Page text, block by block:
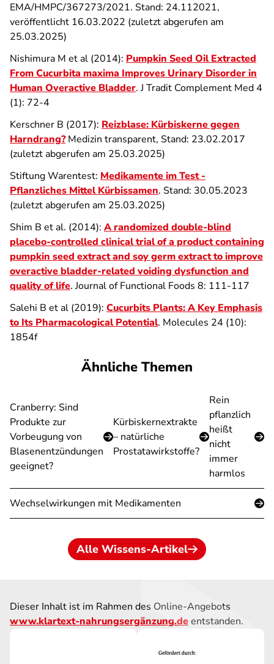
EMA/HMPC/367273/2021. Stand: 24.112021,
veröffentlicht 16.03.2022 (zuletzt abgerufen am
25.03.2025)
Nishimura M et al (2014): Pumpkin Seed Oil Extracted
From Cucurbita maxima Improves Urinary Disorder in
Human Overactive Bladder. J Tradit Complement Med 4
(1): 72-4
Kerschner B (2017): Reizblase: Kürbiskerne gegen
Harndrang?Medizin transparent, Stand: 23.02.2017
(zuletzt abgerufen am 25.03.2025)
Stiftung Warentest: Medikamente im Test -
Pflanzliches Mittel Kürbissamen. Stand: 30.05.2023
(zuletzt abgerufen am 25.03.2025)
Shim B et al. (2014): A randomized double-blind
placebo-controlled clinical trial of a product containing
pumpkin seed extract and soy germ extract to improve
overactive bladder-related voiding dysfunction and
quality of life. Journal of Functional Foods 8: 111-117
Salehi B et al (2019): Cucurbits Plants: A Key Emphasis
to Its Pharmacological Potential. Molecules 24 (10):
1854f
Ähnliche Themen
Cranberry: Sind
Produkte zur
Vorbeugung von
Blasenentzündungen
geeignet?
Kürbiskernextrakte
– natürliche
Prostatawirkstoffe?
Rein
pflanzlich
heißt
nicht
immer
harmlos
Wechselwirkungen mit Medikamenten
Alle Wissens-Artikel
Dieser Inhalt ist im Rahmen des Online-Angebots
www.klartext-nahrungsergänzung.deentstanden.